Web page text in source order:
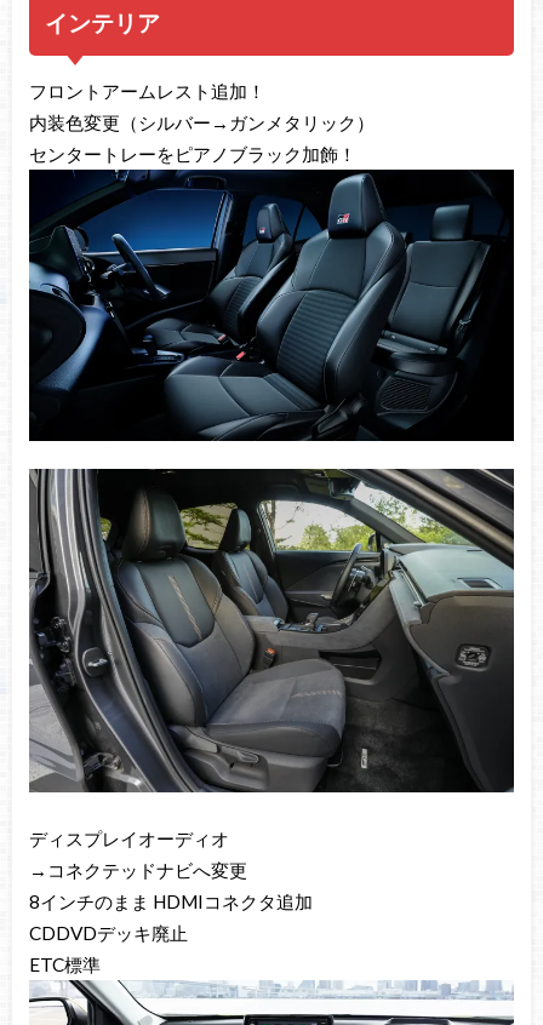
インテリア
フロントアームレスト追加！
内装色変更（シルバー→ガンメタリック）
センタートレーをピアノブラック加飾！
ディスプレイオーディオ
→コネクテッドナビへ変更
8インチのまま HDMIコネクタ追加
CDDVDデッキ廃止
ETC標準